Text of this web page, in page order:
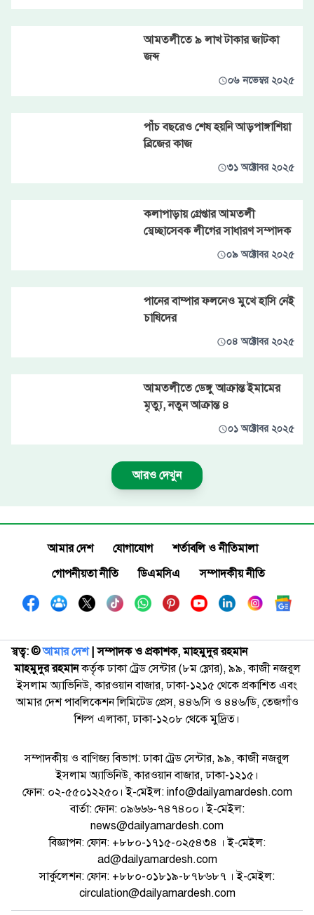
আমতলীতে ৯ লাখ টাকার জাটকা
জব্দ
০৬ নভেম্বর ২০২৫
পাঁচ বছরেও শেষ হয়নি আড়পাঙ্গাশিয়া
ব্রিজের কাজ
৩১ অক্টোবর ২০২৫
কলাপাড়ায় গ্রেপ্তার আমতলী
স্বেচ্ছাসেবক লীগের সাধারণ সম্পাদক
০৯ অক্টোবর ২০২৫
পানের বাম্পার ফলনেও মুখে হাসি নেই
চাষিদের
০৪ অক্টোবর ২০২৫
আমতলীতে ডেঙ্গু আক্রান্ত ইমামের
মৃত্যু, নতুন আক্রান্ত ৪
০১ অক্টোবর ২০২৫
আরও দেখুন
আমার দেশ যোগাযোগ
শর্তাবলি ও নীতিমালা
গোপনীয়তা নীতি
ডিএমসিএ সম্পাদকীয় নীতি
স্বত্ব: ©️আমার দেশ| সম্পাদক ও প্রকাশক, মাহমুদুর রহমান
মাহমুদুর রহমানকর্তৃক ঢাকা ট্রেড সেন্টার (৮ম ফ্লোর), ৯৯, কাজী নজরুল
ইসলাম অ্যাভিনিউ, কারওয়ান বাজার, ঢাকা-১২১৫ থেকে প্রকাশিত এবং
আমার দেশ পাবলিকেশন লিমিটেড প্রেস, ৪৪৬/সি ও ৪৪৬/ডি, তেজগাঁও
শিল্প এলাকা, ঢাকা-১২০৮ থেকে মুদ্রিত।
সম্পাদকীয় ও বাণিজ্য বিভাগ: ঢাকা ট্রেড সেন্টার, ৯৯, কাজী নজরুল
ইসলাম অ্যাভিনিউ, কারওয়ান বাজার, ঢাকা-১২১৫।
ফোন: ০২-৫৫০১২২৫০। ই-মেইল: info@dailyamardesh.com
বার্তা: ফোন: ০৯৬৬৬-৭৪৭৪০০। ই-মেইল:
news@dailyamardesh.com
বিজ্ঞাপন: ফোন: +৮৮০-১৭১৫-০২৫৪৩৪ । ই-মেইল:
ad@dailyamardesh.com
সার্কুলেশন: ফোন: +৮৮০-০১৮১৯-৮৭৮৬৮৭ । ই-মেইল:
circulation@dailyamardesh.com